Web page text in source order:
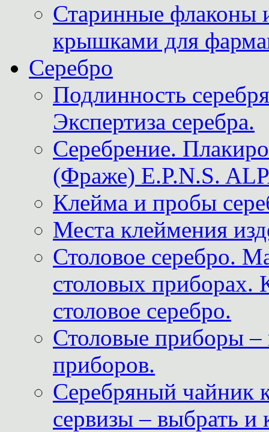
Старинные флаконы
крышками для
Серебро
Подлинность
Экспертиза серебра.
Серебрение.
(Фраже) E.P.N.S.
Клейма и пробы
Места клеймения
Столовое серебро.
столовых приборах.
столовое серебро.
Столовые приборы –
приборов.
Серебряный чайник
сервизы – выбрать и